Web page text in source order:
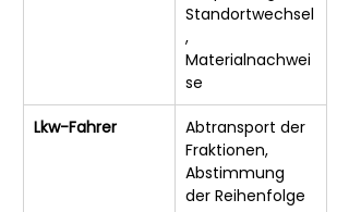
Standortwechsel
,
Materialnachwei
se
Lkw-Fahrer
Abtransport der
Fraktionen,
Abstimmung
der Reihenfolge